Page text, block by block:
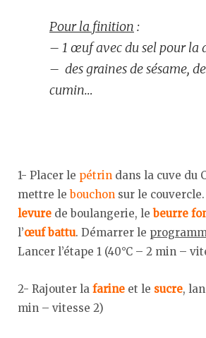
Pour la finition :
– 1 œuf avec du sel pour la
– des graines de sésame,
cumin…
1- Placer le pétrin dans la cuve du
mettre lebouchon sur le
levure de boulangerie, lebeurre
l’œuf battu. Démarrer le
Lancer l’étape 1 (40°C – 2 min –
2- Rajouter la farine et le sucre,
min – vitesse 2)